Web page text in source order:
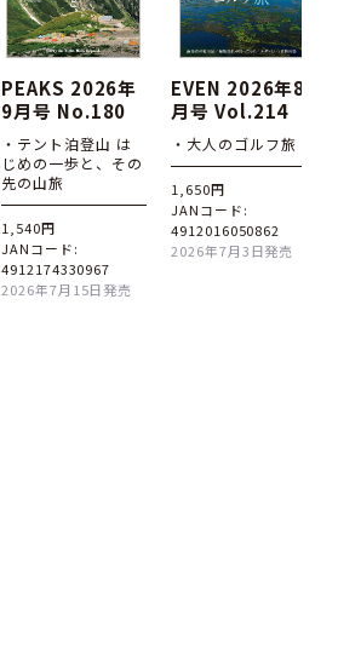
PEAKS 2026年
9月号 No.180
・テント泊登山 は
じめの一歩と、その
先の山旅
1,540円
JANコード:
4912174330967
2026年7月15日発売
EVEN 2026年8
月号 Vol.214
・大人のゴルフ旅
1,650円
JANコード:
4912016050862
2026年7月3日発売